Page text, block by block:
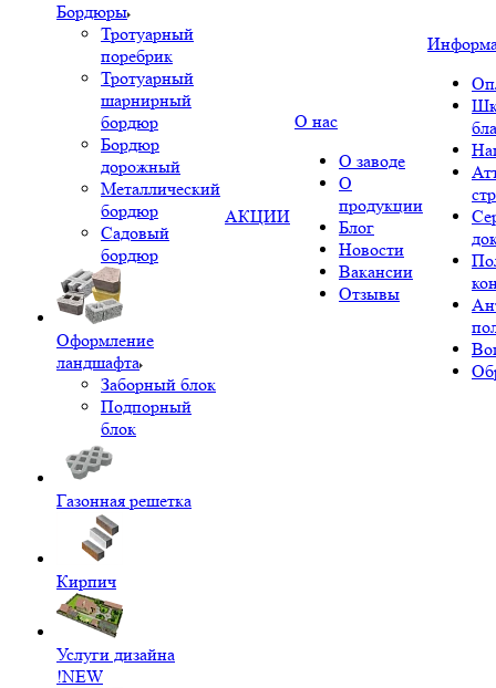
Бордюры
Тротуарный
поребрик
Тротуарный
шарнирный
бордюр
Бордюр
дорожный
Металлический
бордюр
Садовый
бордюр
Оформление
ландшафта
Заборный блок
Подпорный
блок
Газонная решетка
Кирпич
Услуги дизайна
!NEW
АКЦИИ
О нас
О заводе
О
продукции
Блог
Новости
Вакансии
Отзывы